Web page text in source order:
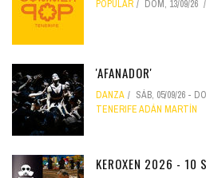
POPULAR DOM, 13/09/26
'AFANADOR'
DANZA SÁB, 05/09/26 -
TENERIFE ADÁN MARTÍN
KEROXEN 2026 - 10